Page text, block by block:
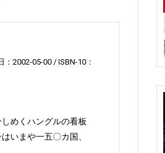
：2002-05-00
ISBN-10：
めくハングルの看板
いまや一五〇カ国、